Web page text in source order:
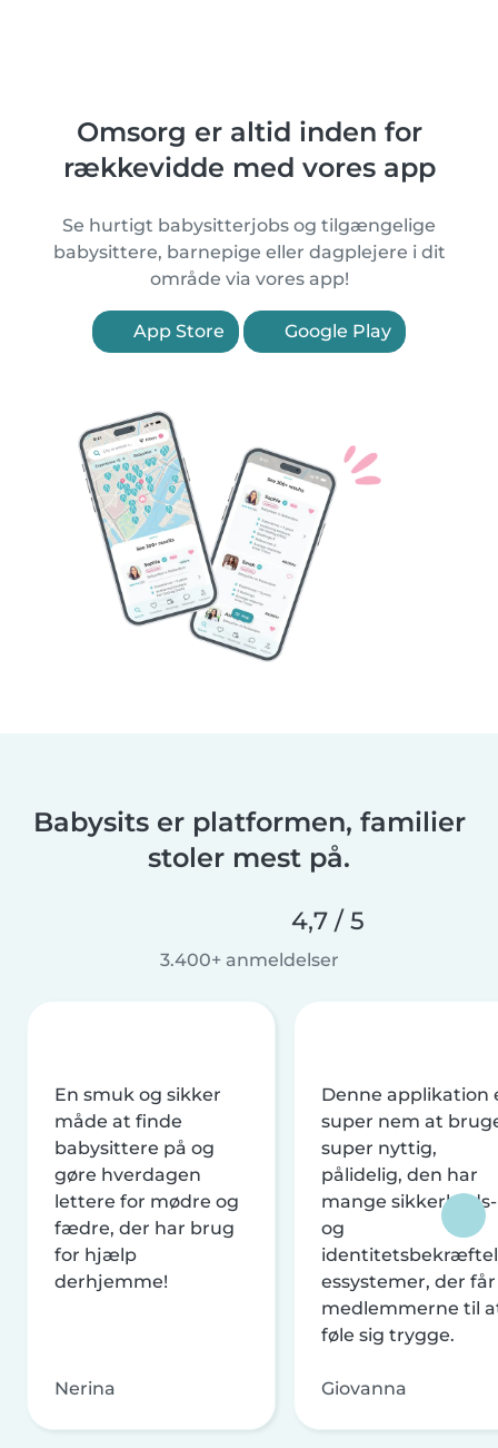
Omsorg er altid inden for
rækkevidde med vores app
Se hurtigt babysitterjobs og tilgængelige
babysittere, barnepige eller dagplejere i dit
område via vores app!
App Store Google Play
Babysits er platformen, familier
stoler mest på.
4,7 / 5
3.400+ anmeldelser
En smuk og sikker
måde at finde
babysittere på og
gøre hverdagen
lettere for mødre og
fædre, der har brug
for hjælp
derhjemme!
Nerina
Denne applikation
super nem at
super nyttig,
pålidelig, den har
mange sikkerheds-
og
essystemer, der får
medlemmerne til
føle sig trygge.
Giovanna